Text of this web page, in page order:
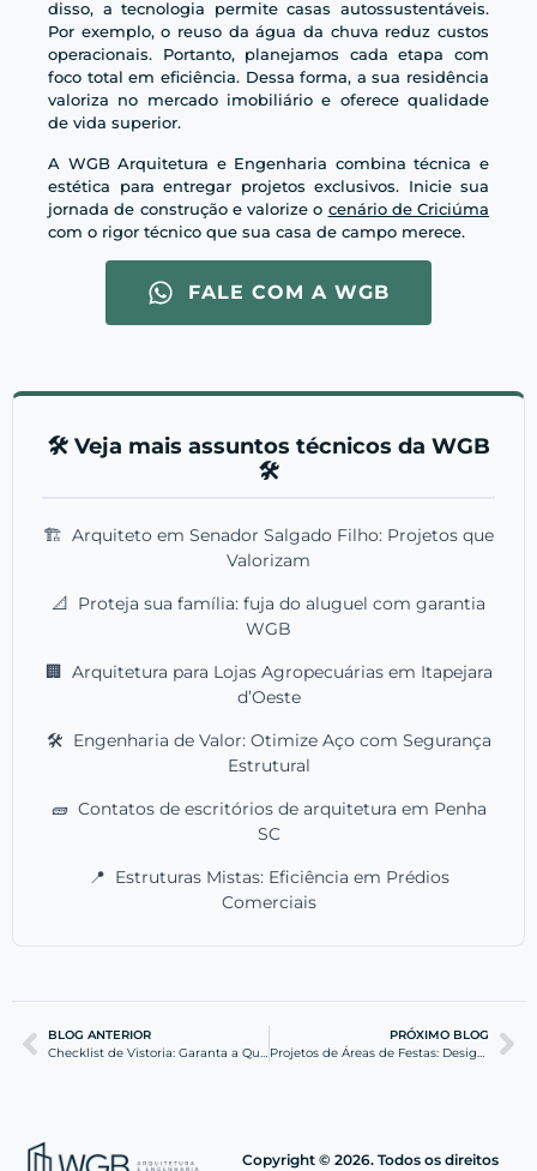
disso, a tecnologia permite casas autossustentáveis.
Por exemplo, o reuso da água da chuva reduz custos
operacionais. Portanto, planejamos cada etapa com
foco total em eficiência. Dessa forma, a sua residência
valoriza no mercado imobiliário e oferece qualidade
de vida superior.
A WGB Arquitetura e Engenharia combina técnica e
estética para entregar projetos exclusivos. Inicie sua
jornada de construção e valorize o cenário de Criciúma
com o rigor técnico que sua casa de campo merece.
FALE COM A WGB
🛠️ Veja mais assuntos técnicos da WGB
🛠️
🏗️ Arquiteto em Senador Salgado Filho: Projetos que
Valorizam
📐 Proteja sua família: fuja do aluguel com garantia
WGB
🏢 Arquitetura para Lojas Agropecuárias em Itapejara
d’Oeste
🛠️ Engenharia de Valor: Otimize Aço com Segurança
Estrutural
🧱 Contatos de escritórios de arquitetura em Penha
SC
📍 Estruturas Mistas: Eficiência em Prédios
Comerciais
BLOG ANTERIOR
Checklist de Vistoria: Garanta a Qualidade do seu Imóvel
PRÓXIMO BLOG
Projetos de Áreas de Festas: Design e Engenharia de Alto Nível
Copyright © 2026. Todos os direitos